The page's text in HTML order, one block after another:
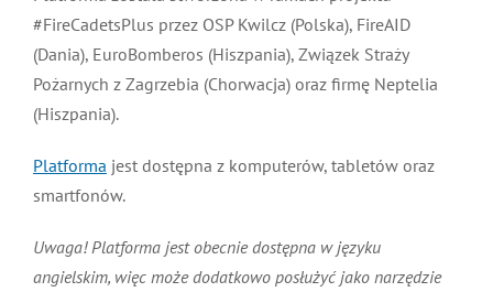
#FireCadetsPlus przez OSP Kwilcz (Polska), FireAID
(Dania), EuroBomberos (Hiszpania), Związek Straży
Pożarnych z Zagrzebia (Chorwacja) oraz firmę Neptelia
(Hiszpania).
Platforma jest dostępna z komputerów, tabletów oraz
smartfonów.
Uwaga! Platforma jest obecnie dostępna w języku
angielskim, więc może dodatkowo posłużyć jako narzędzie